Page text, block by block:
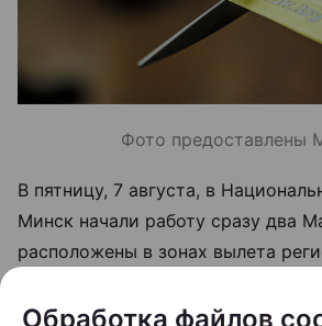
Фото предоставлены
В пятницу, 7 августа, в
Минск начали работу сразу два
расположены в зонах вылета
разных сценариев путешествия,
Обработка файлов